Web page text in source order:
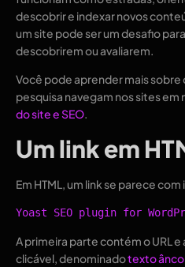
descobrir e indexar novos
um site pode ser um desafio
descobrirem ou avaliarem.
Você pode aprender mais
pesquisa navegam nos sites em
do site e SEO.
Um link em
Em HTML, um link se parece com
Yoast SEO plugin for
A primeira parte contém o URL
clicável, denominadotexto